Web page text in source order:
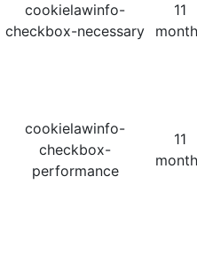
cookielawinfo-
checkbox-necessary
11
cookielawinfo-
checkbox-
performance
11